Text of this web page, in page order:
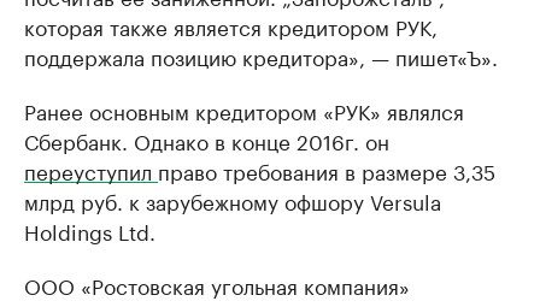
которая также является кредитором РУК,
поддержала позицию кредитора», — пишет«Ъ».
Ранее основным кредитором «РУК» являлся
Сбербанк. Однако в конце 2016г. он
переуступил право требования в размере 3,35
млрд руб. к зарубежному офшору Versula
Holdings Ltd.
ООО «Ростовская угольная компания»